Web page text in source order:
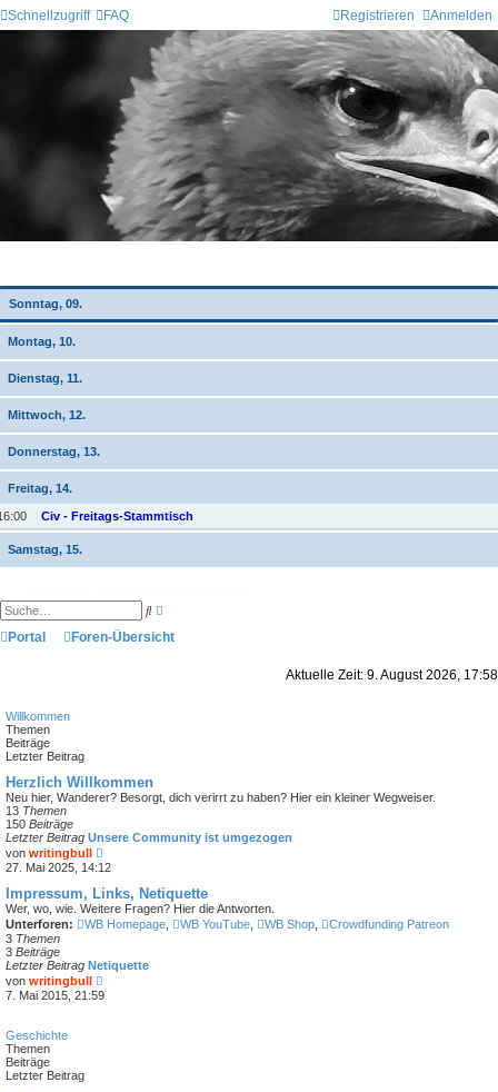
Schnellzugriff FAQ Anmelden
Registrieren
Sonntag, 09.
Montag, 10.
Dienstag, 11.
Mittwoch, 12.
Donnerstag, 13.
Freitag, 14.
Civ - Freitags-Stammtisch
Samstag, 15.
S
c w
e
Portal Foren-Übersicht
Aktuelle Zeit: 9. August 2026, 17:58
Willkommen
Themen
Beiträge
Letzter Beitrag
Herzlich Willkommen
Neu hier, Wanderer? Besorgt, dich verirrt zu haben? Hier ein kleiner Wegweiser.
13 Themen
150 Beiträge
Letzter Beitrag Unsere Community ist umgezogen
von writingbull
e
u
e
s
t
e
e
t
27. Mai 2025, 14:12
Impressum, Links, Netiquette
Wer, wo, wie. Weitere Fragen? Hier die Antworten.
Unterforen:
WB Homepage WB YouTube WB Shop
Crowdfunding Patreon
3 Themen
3 Beiträge
Letzter Beitrag Netiquette
von writingbull
e
u
7. Mai 2015, 21:59
Geschichte
Themen
Beiträge
Letzter Beitrag